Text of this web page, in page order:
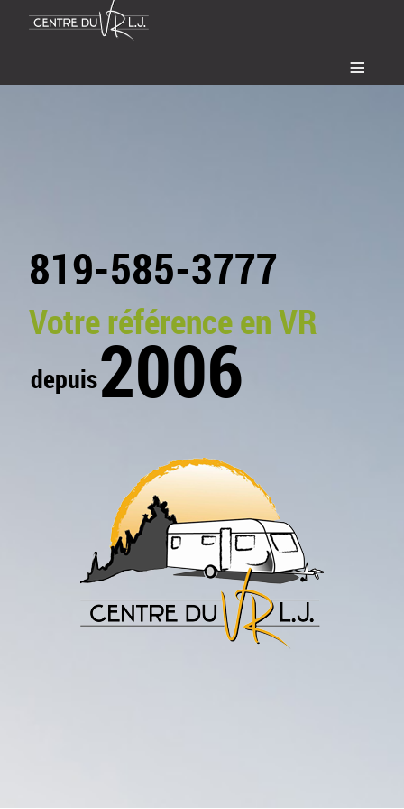
≡
819-585-3777
Votre référence en VR
depuis2006